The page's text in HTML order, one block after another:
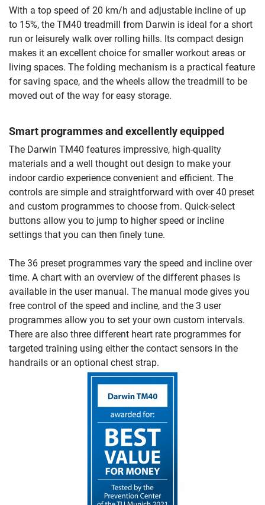
With a top speed of 20 km/h and adjustable incline of up
to 15%, the TM40 treadmill from Darwin is ideal for a short
run or leisurely walk over rolling hills. Its compact design
makes it an excellent choice for smaller workout areas or
living spaces. The folding mechanism is a practical feature
for saving space, and the wheels allow the treadmill to be
moved out of the way for easy storage.
Smart programmes and excellently equipped
The Darwin TM40 features impressive, high-quality
materials and a well thought out design to make your
indoor cardio experience convenient and efficient. The
controls are simple and straightforward with over 40 preset
and custom programmes to choose from. Quick-select
buttons allow you to jump to higher speed or incline
settings that you can then finely tune.
The 36 preset programmes vary the speed and incline over
time. A chart with an overview of the different phases is
available in the user manual. The manual mode gives you
free control of the speed and incline, and the 3 user
programmes allow you to set your own custom intervals.
There are also three different heart rate programmes for
targeted training using either the contact sensors in the
handrails or an optional chest strap.